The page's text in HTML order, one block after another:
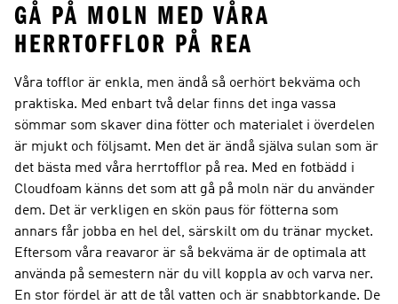
GÅ PÅ MOLN MED VÅRA
HERRTOFFLOR PÅ REA
Våra tofflor är enkla, men ändå så oerhört bekväma och
praktiska. Med enbart två delar finns det inga vassa
sömmar som skaver dina fötter och materialet i överdelen
är mjukt och följsamt. Men det är ändå själva sulan som är
det bästa med våra herrtofflor på rea. Med en fotbädd i
Cloudfoam känns det som att gå på moln när du använder
dem. Det är verkligen en skön paus för fötterna som
annars får jobba en hel del, särskilt om du tränar mycket.
Eftersom våra reavaror är så bekväma är de optimala att
använda på semestern när du vill koppla av och varva ner.
En stor fördel är att de tål vatten och är snabbtorkande. De